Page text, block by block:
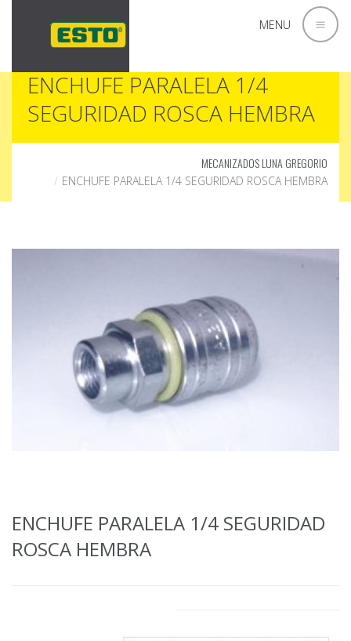
MENU
ENCHUFE PARALELA 1/4
SEGURIDAD ROSCA HEMBRA
MECANIZADOS LUNA GREGORIO
ENCHUFE PARALELA 1/4 SEGURIDAD ROSCA HEMBRA
ENCHUFE PARALELA 1/4 SEGURIDAD
ROSCA HEMBRA